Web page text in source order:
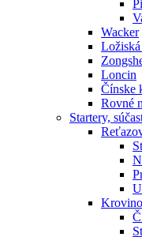
Wacker
Loncin
Čínske
Rovné
Startery,